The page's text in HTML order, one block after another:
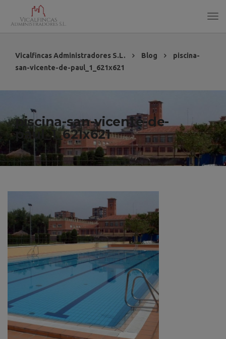
Vicalfincas Administradores S.L. Blog
piscina-
san-vicente-de-paul_1_621x621
piscina-san-vicente-de-
paul_1_621x621